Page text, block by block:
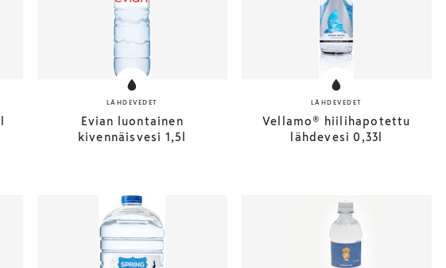
LÄHDEVEDET
Evian luontainen
kivennäisvesi 1,5l
LÄHDEVEDET
Vellamo® hiilihapotettu
lähdevesi 0,33l